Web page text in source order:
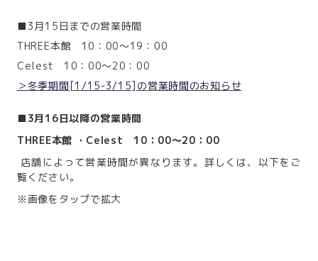
■3月15日までの営業時間
THREE本館 10：00～19：00
Celest 10：00～20：00
＞冬季期間[1/15-3/15]の営業時間のお知らせ
■3月16日以降の営業時間
THREE本館 ・Celest 10：00～20：00
店舗によって営業時間が異なります。詳しくは、以下をご
覧ください。
※画像をタップで拡大